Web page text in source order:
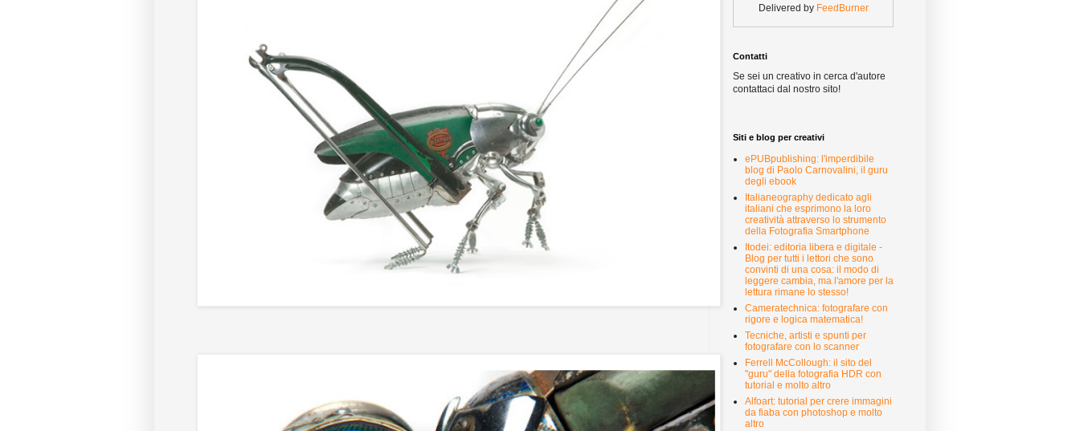
Delivered by FeedBurner
Contatti
Se sei un creativo in cerca d'autore
contattaci dal nostro sito!
Siti e blog per creativi
ePUBpublishing: l'imperdibile
blog di Paolo Carnovalini, il guru
degli ebook
Italianeography dedicato agli
italiani che esprimono la loro
creatività attraverso lo strumento
della Fotografia Smartphone
Itodei: editoria libera e digitale -
Blog per tutti i lettori che sono
convinti di una cosa: il modo di
leggere cambia, ma l'amore per la
lettura rimane lo stesso!
Cameratechnica: fotografare con
rigore e logica matematica!
Tecniche, artisti e spunti per
fotografare con lo scanner
Ferrell McCollough: il sito del
"guru" della fotografia HDR con
tutorial e molto altro
Alfoart: tutorial per crere immagini
da fiaba con photoshop e molto
altro